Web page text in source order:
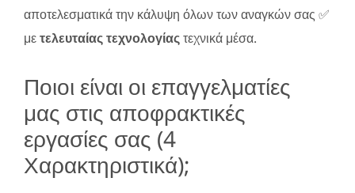
αποτελεσματικά την κάλυψη όλων των αναγκών σας ✅
μετελευταίας τεχνολογίαςτεχνικά μέσα.
Ποιοι είναι οι επαγγελματίες
μας στις αποφρακτικές
εργασίες σας (4
Χαρακτηριστικά);